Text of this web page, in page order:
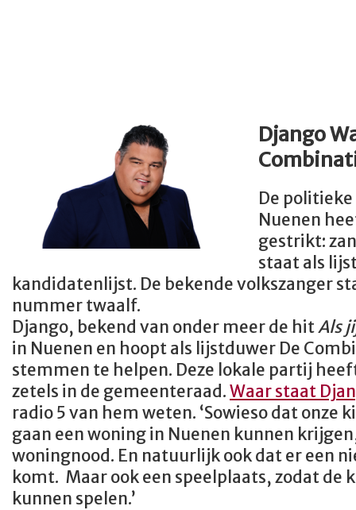
Django
De
Nuenen
gestrikt:
staat als
kandidatenlijst. De bekende volkszanger
nummer twaalf.
Django, bekend van onder meer de hitAls
in Nuenen en hoopt als lijstduwer De
stemmen te helpen. Deze lokale partij
zetels in de gemeenteraad.Waar staat
radio 5 van hem weten. ‘Sowieso dat onze
gaan een woning in Nuenen kunnen
woningnood. En natuurlijk ook dat er een
komt. Maar ook een speelplaats, zodat de
kunnen spelen.’